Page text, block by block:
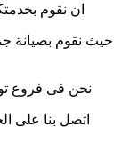
ان نقوم
حيث نقوم بصيانة
نحن فى فروع
اتصل بنا على